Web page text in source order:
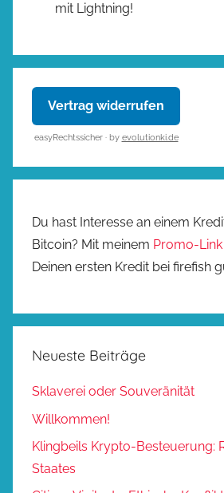
mit Lightning!
Vertrag widerrufen
easyRechtssicher · by evolutionki.de
Du hast Interesse an einem
Bitcoin? Mit meinem Promo-Link
Deinen ersten Kredit bei firefish
Neueste Beiträge
Sklaverei oder Souveränität
Willkommen!
Klingbeils Krypto-Besteuerung:
Staates